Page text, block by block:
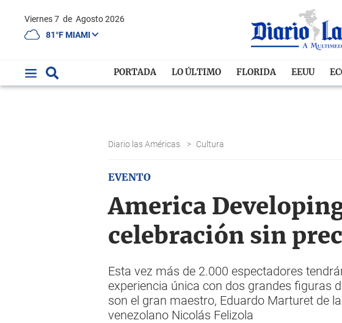
Viernes 7 de Agosto 2026
81°F MIAMI
PORTADA LO ÚLTIMO FLORIDA EEUU
Diario las Américas > Cultura
EVENTO
America
celebración sin
Esta vez más de 2.000 espectadores
experiencia única con dos grandes figuras
son el gran maestro, Eduardo Marturet de
venezolano Nicolás Felizola